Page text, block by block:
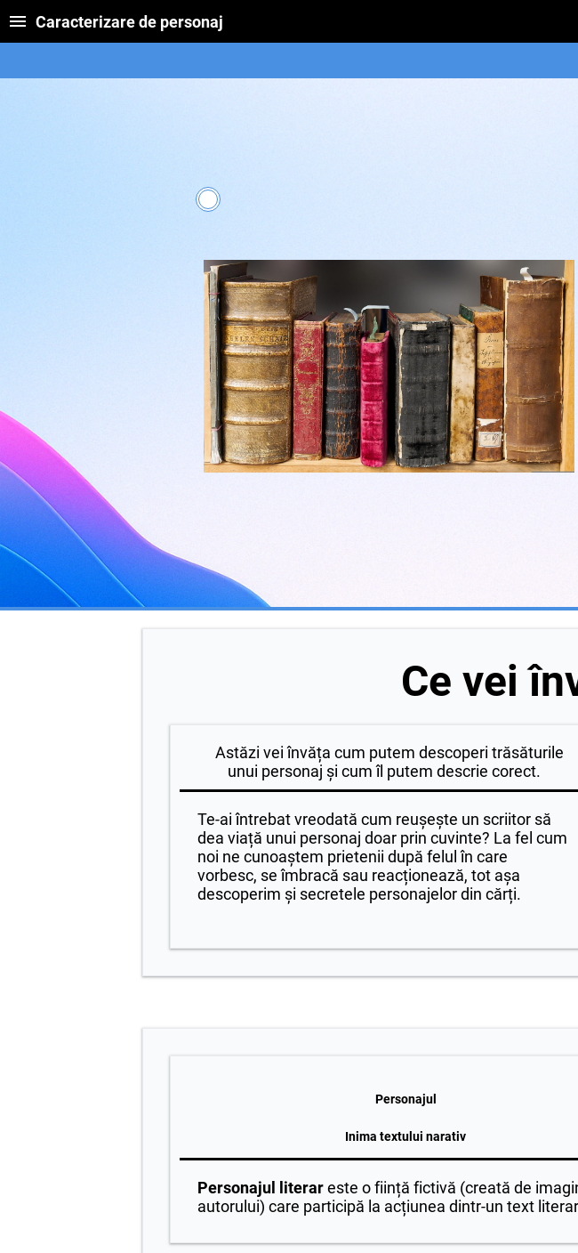
Caracterizare de personaj
Ce vei
Astăzi vei învăța cum putem descoperi trăsăturile
unui personaj și cum îl putem descrie corect.
Te-ai întrebat vreodată cum reușește un scriitor să
dea viață unui personaj doar prin cuvinte? La fel cum
noi ne cunoaștem prietenii după felul în care
vorbesc, se îmbracă sau reacționează, tot așa
descoperim și secretele personajelor din cărți.
Personajul
Inima textului narativ
Personajul literareste o ființă fictivă (creată de
autorului) care participă la acțiunea dintr-un text